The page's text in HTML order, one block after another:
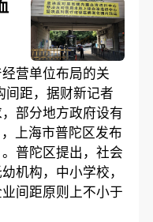
营单位布局的关
间距，据财新记者
部分地方政府设有
上海市普陀区发布
普陀区提出，社会
机构，中小学校，
间距原则上不小于